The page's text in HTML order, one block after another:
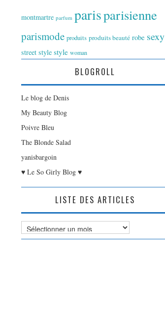
montmartre parfum parisparisienne
parismode produits produits beauté robe sexy
street style style woman
BLOGROLL
Le blog de Denis
My Beauty Blog
Poivre Bleu
The Blonde Salad
yanisbargoin
♥ Le So Girly Blog ♥
LISTE DES ARTICLES
Liste
des